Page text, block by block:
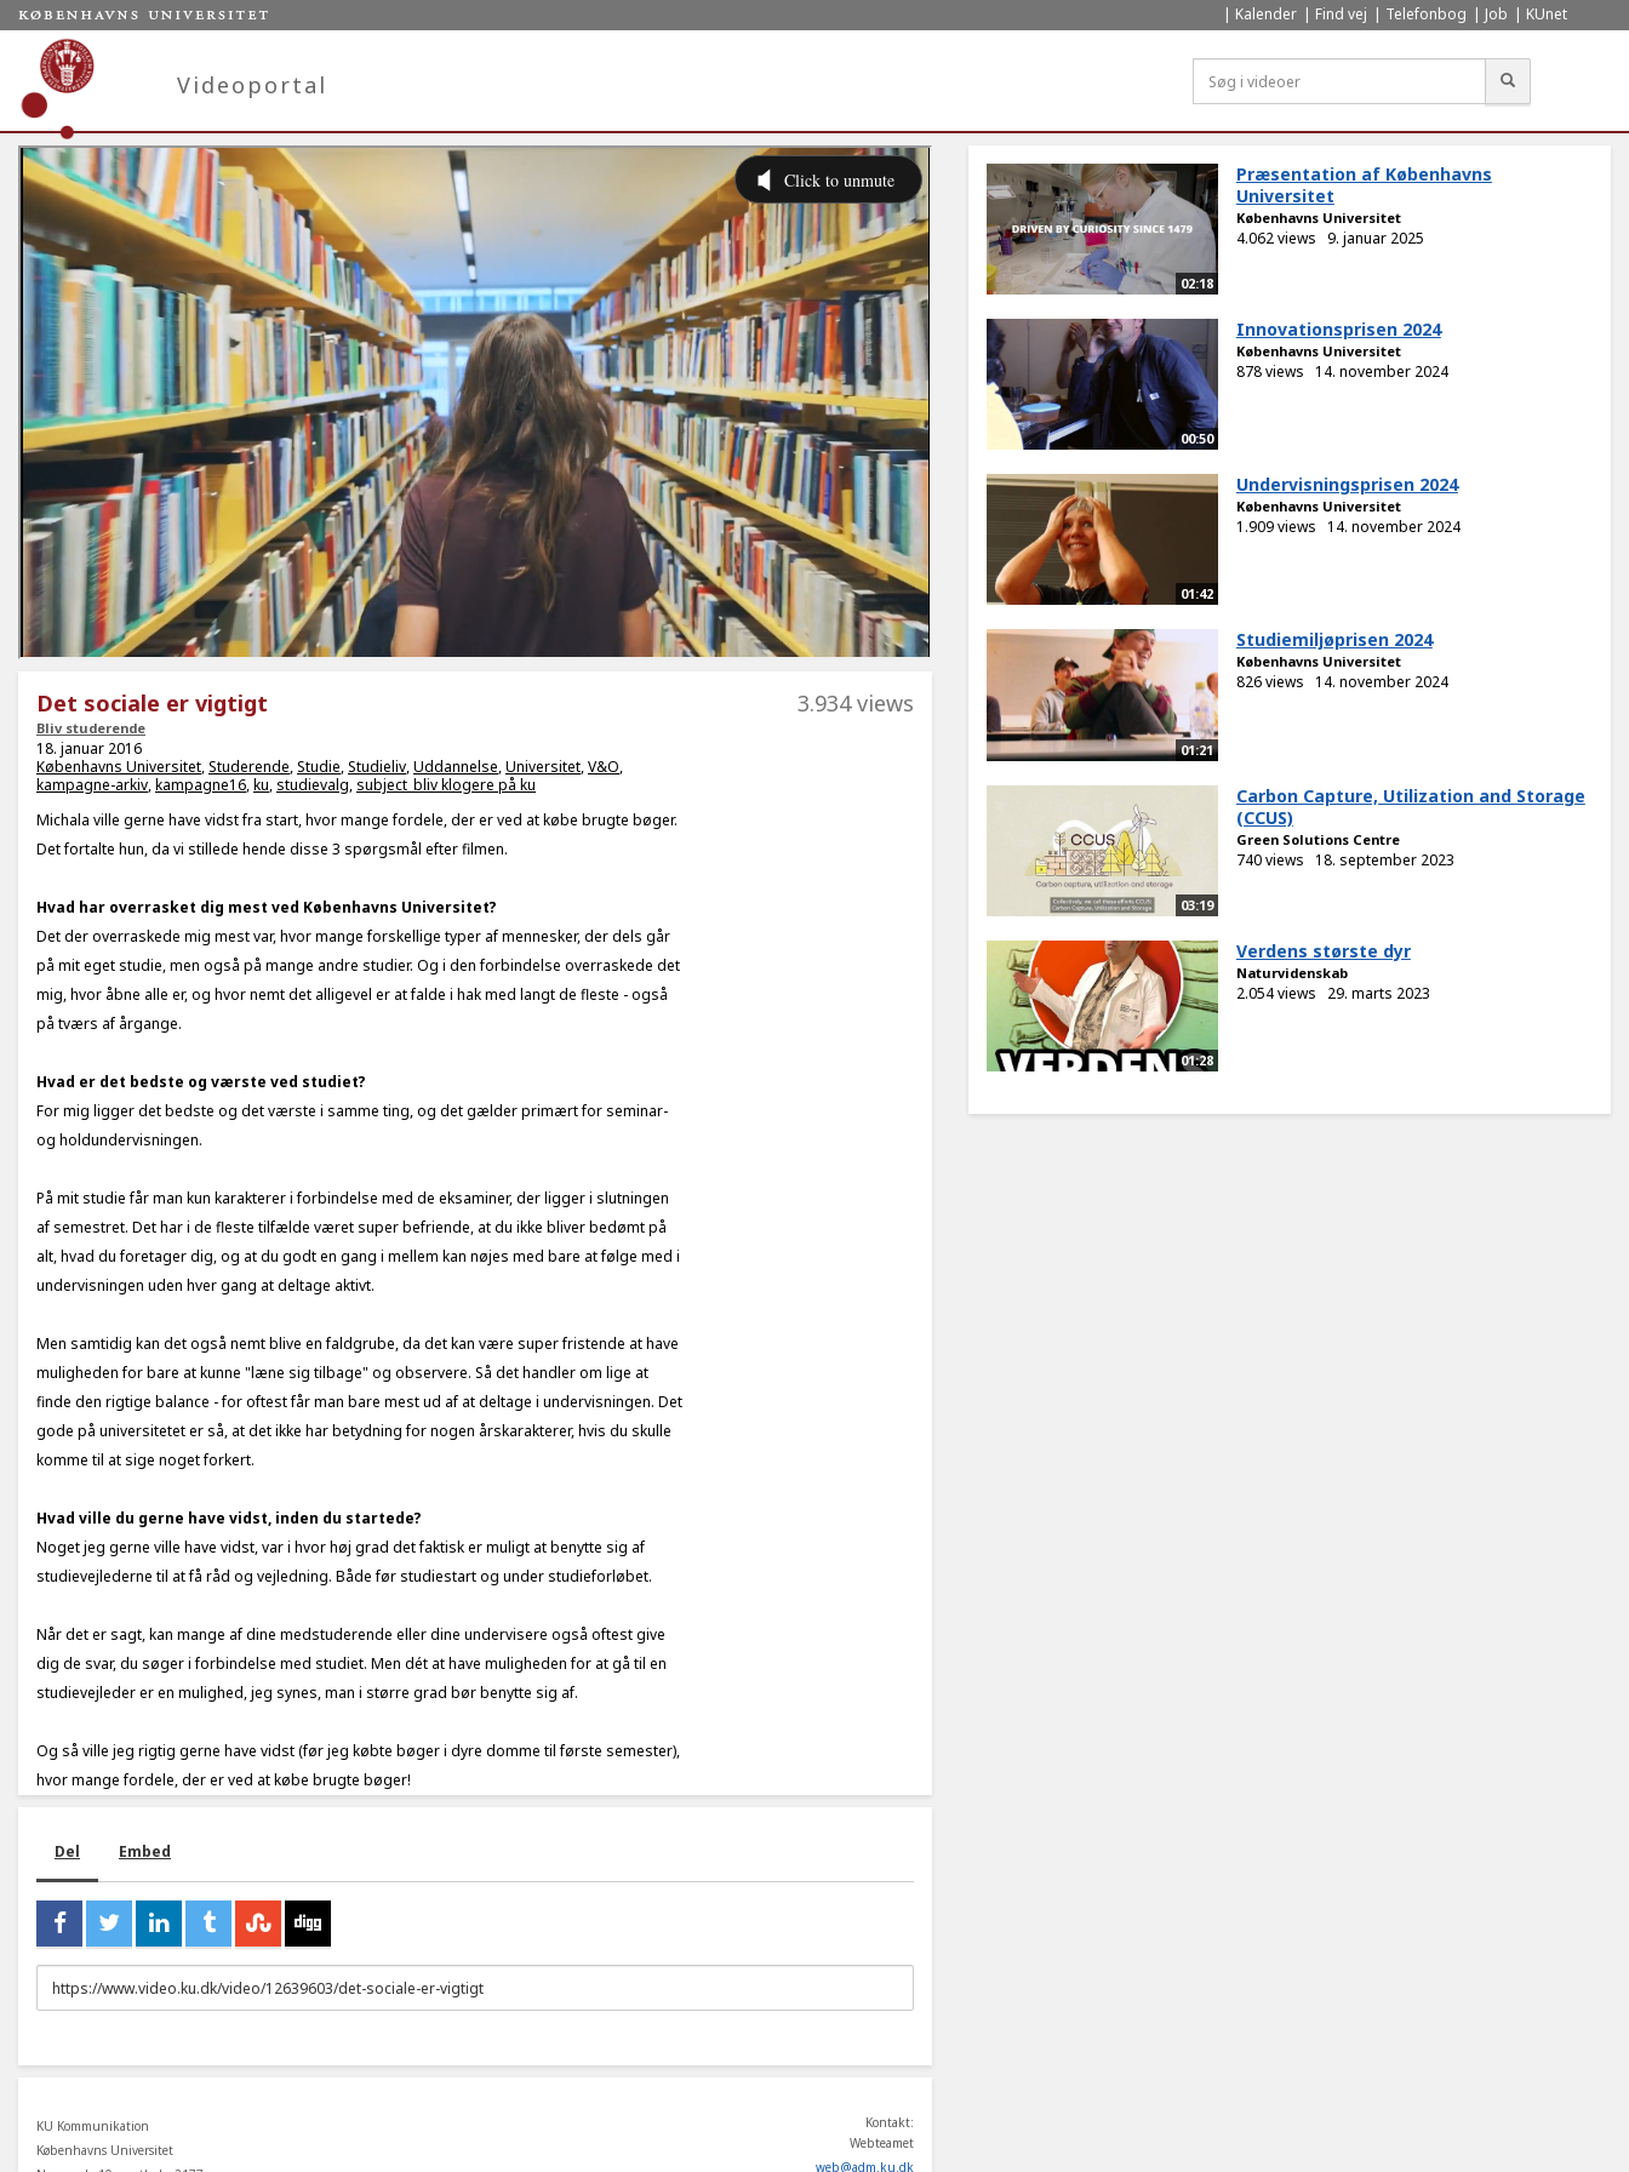
Kalender Find vej Telefonbog Job KUnet
Videoportal
Det sociale er vigtigt
Bliv studerende
3.934 views
18. januar 2016
Københavns Universitet,Studerende,Studie,Studieliv,Uddannelse,Universitet,V&O,
kampagne-arkiv,kampagne16,ku, studievalg, subject_bliv klogere på ku
Michala ville gerne have vidst fra start, hvor mange fordele, der er ved at købe brugte bøger.
Det fortalte hun, da vi stillede hende disse 3 spørgsmål efter filmen.
Hvad har overrasket dig mest ved Københavns Universitet?
Det der overraskede mig mest var, hvor mange forskellige typer af mennesker, der dels går
på mit eget studie, men også på mange andre studier. Og i den forbindelse overraskede det
mig, hvor åbne alle er, og hvor nemt det alligevel er at falde i hak med langt de fleste - også
på tværs af årgange.
Hvad er det bedste og værste ved studiet?
For mig ligger det bedste og det værste i samme ting, og det gælder primært for seminar-
og holdundervisningen.
På mit studie får man kun karakterer i forbindelse med de eksaminer, der ligger i slutningen
af semestret. Det har i de fleste tilfælde været super befriende, at du ikke bliver bedømt på
alt, hvad du foretager dig, og at du godt en gang i mellem kan nøjes med bare at følge med i
undervisningen uden hver gang at deltage aktivt.
Men samtidig kan det også nemt blive en faldgrube, da det kan være super fristende at have
muligheden for bare at kunne "læne sig tilbage" og observere. Så det handler om lige at
finde den rigtige balance - for oftest får man bare mest ud af at deltage i undervisningen. Det
gode på universitetet er så, at det ikke har betydning for nogen årskarakterer, hvis du skulle
komme til at sige noget forkert.
Hvad ville du gerne have vidst, inden du startede?
Noget jeg gerne ville have vidst, var i hvor høj grad det faktisk er muligt at benytte sig af
studievejlederne til at få råd og vejledning. Både før studiestart og under studieforløbet.
Når det er sagt, kan mange af dine medstuderende eller dine undervisere også oftest give
dig de svar, du søger i forbindelse med studiet. Men dét at have muligheden for at gå til en
studievejleder er en mulighed, jeg synes, man i større grad bør benytte sig af.
Og så ville jeg rigtig gerne have vidst (før jeg købte bøger i dyre domme til første semester),
hvor mange fordele, der er ved at købe brugte bøger!
Del Embed
URL
to
KU Kommunikation
Københavns Universitet
Kontakt:
Webteamet
web@adm.ku.dk
02:18
Præsentation af Københavns
Universitet
Københavns Universitet
4.062 views 9. januar 2025
00:50
Innovationsprisen 2024
Københavns Universitet
878 views 14. november 2024
01:42
Undervisningsprisen 2024
Københavns Universitet
1.909 views 14. november 2024
01:21
Studiemiljøprisen 2024
Københavns Universitet
826 views 14. november 2024
03:19
Carbon Capture, Utilization and Storage
(CCUS)
Green Solutions Centre
740 views 18. september 2023
01:28
Verdens største dyr
Naturvidenskab
2.054 views 29. marts 2023